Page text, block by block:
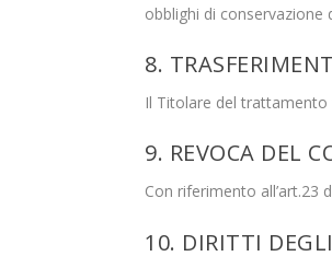
obblighi di conservazione
8.
Il Titolare del trattamento
9. REVOCA DEL
Con riferimento all’art.23
10. DIRITTI